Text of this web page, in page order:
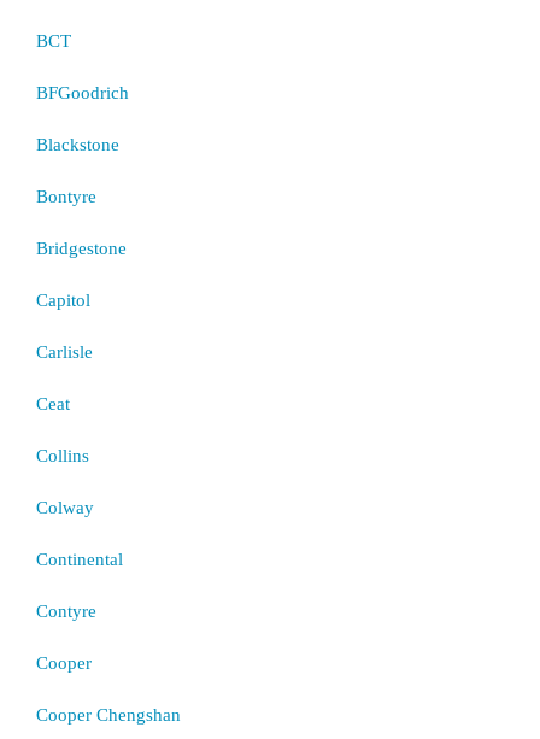
BCT
BFGoodrich
Blackstone
Bontyre
Bridgestone
Capitol
Carlisle
Ceat
Collins
Colway
Continental
Contyre
Cooper
Cooper Chengshan